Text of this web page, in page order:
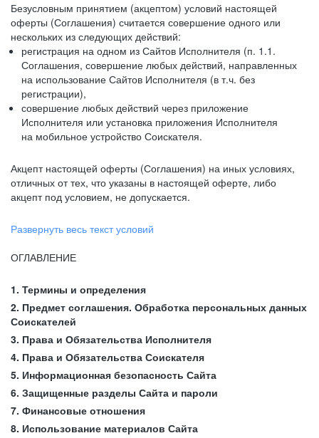
Безусловным принятием (акцептом) условий настоящей
оферты (Соглашения) считается совершение одного или
нескольких из следующих действий:
регистрация на одном из Сайтов Исполнителя (п. 1.1.
Соглашения, совершение любых действий, направленных
на использование Сайтов Исполнителя (в т.ч. без
регистрации),
совершение любых действий через приложение
Исполнителя или установка приложения Исполнителя
на мобильное устройство Соискателя.
Акцепт настоящей оферты (Соглашения) на иных условиях,
отличных от тех, что указаны в настоящей оферте, либо
акцепт под условием, не допускается.
Развернуть весь текст условий
ОГЛАВЛЕНИЕ
1. Термины и определения
2. Предмет соглашения. Обработка персональных данных
Соискателей
3. Права и Обязательства Исполнителя
4. Права и Обязательства Соискателя
5. Информационная безопасность Сайта
6. Защищенные разделы Сайта и пароли
7. Финансовые отношения
8. Использование материалов Сайта